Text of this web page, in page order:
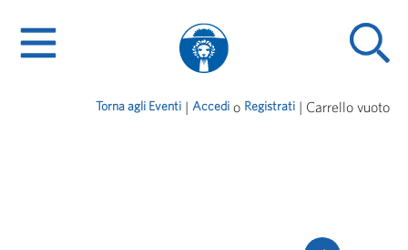
Carrello vuoto
|
Registrati
o
Accedi
|
Torna agli Eventi